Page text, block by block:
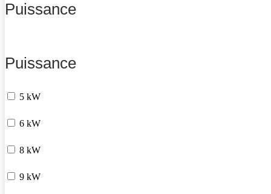
Puissance
Puissance
5 kW
6 kW
8 kW
9 kW